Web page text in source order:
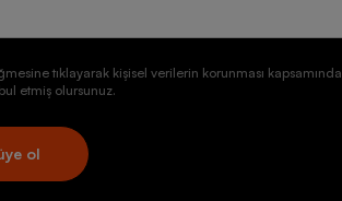
tıklayarak kişisel verilerin korunması kapsamında
etmiş olursunuz.
ol